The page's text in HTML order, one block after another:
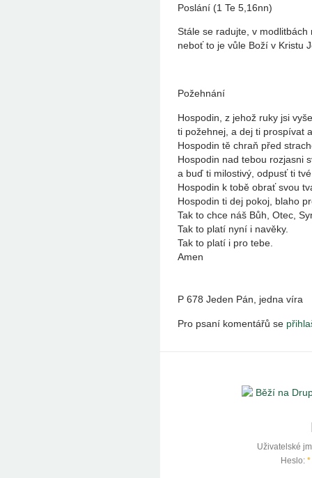
Poslání (1 Te 5,16nn)
Stále se radujte, v
neboť to je vůle Boží v Kristu
Požehnání
Hospodin, z jehož ruky jsi
ti požehnej, a dej ti prospívat
Hospodin tě chraň před
Hospodin nad tebou rozjasni
a buď ti milostivý, odpusť ti
Hospodin k tobě obrať svou
Hospodin ti dej pokoj, blaho
Tak to chce náš Bůh, Otec,
Tak to platí nyní i navěky.
Tak to platí i pro tebe.
Amen
P 678 Jeden Pán, jedna víra
Pro psaní komentářů se
Uživatelské
Heslo: *